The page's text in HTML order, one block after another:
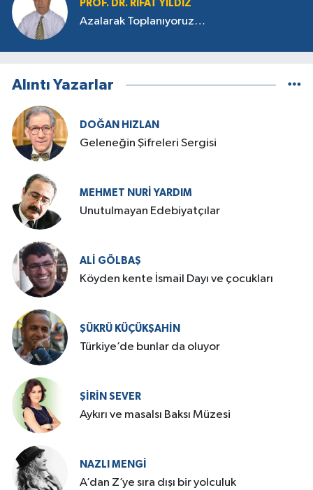
PROF. DR. RIFAT YILDIZ
Azalarak Toplanıyoruz…
Alıntı Yazarlar
DOĞAN HIZLAN
Geleneğin Şifreleri Sergisi
MEHMET NURI YARDIM
​Unutulmayan Edebiyatçılar
ALI GÖLBAŞ
Köyden kente İsmail Dayı ve çocukları
ŞÜKRÜ KÜÇÜKŞAHIN
Türkiye’de bunlar da oluyor
ŞIRIN SEVER
Aykırı ve masalsı Baksı Müzesi
NAZLI MENGI
A’dan Z’ye sıra dışı bir yolculuk